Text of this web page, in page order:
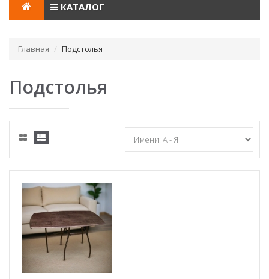
КАТАЛОГ
Главная Подстолья
Подстолья